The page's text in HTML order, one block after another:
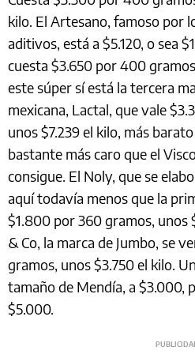
kilo. El Artesano, famoso por
aditivos, está a $5.120, o sea
cuesta $3.650 por 400
este súper sí está la tercera
mexicana, Lactal, que vale
unos $7.239 el kilo, más
bastante más caro que el
consigue. El Noly, que se
aquí todavía menos que la
$1.800 por 360 gramos, unos
& Co, la marca de Jumbo, se
gramos, unos $3.750 el kilo.
tamaño de Mendía, a $3.000,
$5.000.